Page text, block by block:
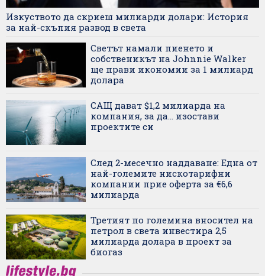
Изкуството да скриеш милиарди долари: История
за най-скъпия развод в света
Светът намали пиенето и
собственикът на Johnnie Walker
ще прави икономии за 1 милиард
долара
САЩ дават $1,2 милиарда на
компания, за да... изостави
проектите си
След 2-месечно наддаване: Една от
най-големите нискотарифни
компании прие оферта за €6,6
милиарда
Третият по големина вносител на
петрол в света инвестира 2,5
милиарда долара в проект за
биогаз